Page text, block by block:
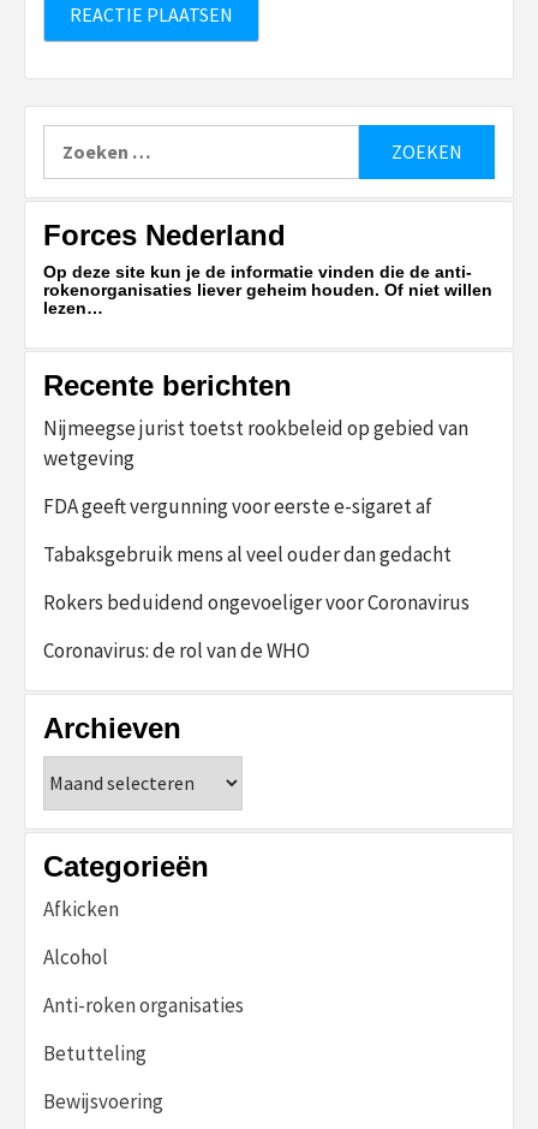
naar:
Forces Nederland
Op deze site kun je de informatie vinden die de anti-
rokenorganisaties liever geheim houden. Of niet willen
lezen…
Recente berichten
Nijmeegse jurist toetst rookbeleid op gebied van
wetgeving
FDA geeft vergunning voor eerste e-sigaret af
Tabaksgebruik mens al veel ouder dan gedacht
Rokers beduidend ongevoeliger voor Coronavirus
Coronavirus: de rol van de WHO
Archieven
Categorieën
Afkicken
Alcohol
Anti-roken organisaties
Betutteling
Bewijsvoering